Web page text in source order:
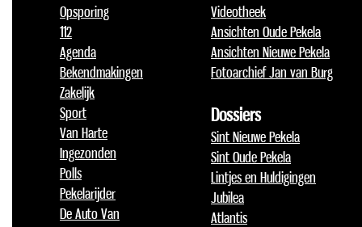
Opsporing
112
Agenda
Bekendmakingen
Zakelijk
Sport
Van Harte
Ingezonden
Polls
Pekelarijder
De Auto Van
Videotheek
Ansichten Oude Pekela
Ansichten Nieuwe Pekela
Fotoarchief Jan van Burg
Dossiers
Sint Nieuwe Pekela
Sint Oude Pekela
Lintjes en Huldigingen
Jubilea
Atlantis